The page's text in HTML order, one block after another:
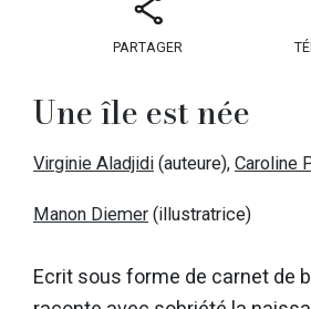
PARTAGER
Une île est née
Virginie Aladjidi (auteure), Caroline
Manon Diemer (illustratrice)
Ecrit sous forme de carnet de